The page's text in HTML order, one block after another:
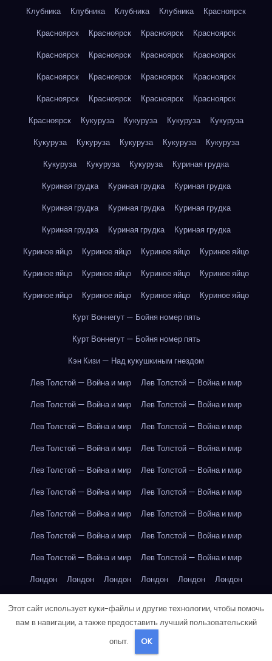
Клубника
Клубника Клубника Клубника
Красноярск
Красноярск
Красноярск Красноярск
Красноярск
Красноярск
Красноярск Красноярск
Красноярск
Красноярск
Красноярск Красноярск
Красноярск
Красноярск
Красноярск Красноярск
Красноярск
Красноярск
Кукуруза Кукуруза Кукуруза
Кукуруза
Кукуруза
Кукуруза Кукуруза Кукуруза
Кукуруза
Кукуруза
Кукуруза Кукуруза
Куриная грудка
Куриная грудка
Куриная грудка
Куриная грудка
Куриная грудка
Куриная грудка
Куриная грудка
Куриная грудка
Куриная грудка
Куриная грудка
Куриное яйцо
Куриное яйцо Куриное яйцо
Куриное яйцо
Куриное яйцо
Куриное яйцо Куриное яйцо
Куриное яйцо
Куриное яйцо
Куриное яйцо Куриное яйцо
Куриное яйцо
Курт Воннегут — Бойня номер пять
Курт Воннегут — Бойня номер пять
Кэн Кизи — Над кукушкиным гнездом
Лев Толстой — Война и мир
Лев Толстой — Война и мир
Лев Толстой — Война и мир
Лев Толстой — Война и мир
Лев Толстой — Война и мир
Лев Толстой — Война и мир
Лев Толстой — Война и мир
Лев Толстой — Война и мир
Лев Толстой — Война и мир
Лев Толстой — Война и мир
Лев Толстой — Война и мир
Лев Толстой — Война и мир
Лев Толстой — Война и мир
Лев Толстой — Война и мир
Лев Толстой — Война и мир
Лев Толстой — Война и мир
Лев Толстой — Война и мир
Лев Толстой — Война и мир
Лондон
Лондон Лондон Лондон Лондон
Лондон
Лондон
Лондон Лондон Лондон Лондон
Лондон
Лондон Лондон
Этот сайт использует куки-файлы и другие технологии, чтобы помочь
вам в навигации, а также предоставить лучший пользовательский
опыт.
OK